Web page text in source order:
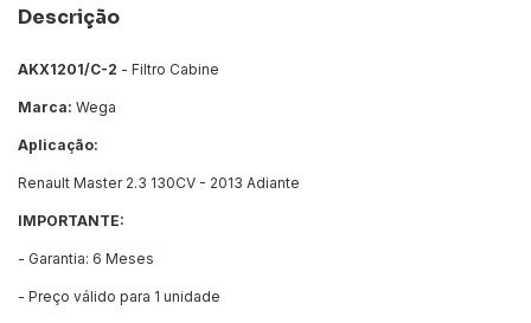
Descrição
AKX1201/C-2 - Filtro Cabine
Marca: Wega
Aplicação:
Renault Master 2.3 130CV - 2013 Adiante
IMPORTANTE:
- Garantia: 6 Meses
- Preço válido para 1 unidade